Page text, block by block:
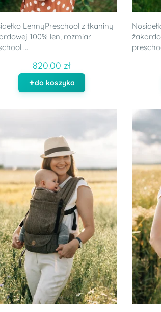
LennyPreschool z tkaniny
100% len, rozmiar
...
820.00 zł
do koszyka